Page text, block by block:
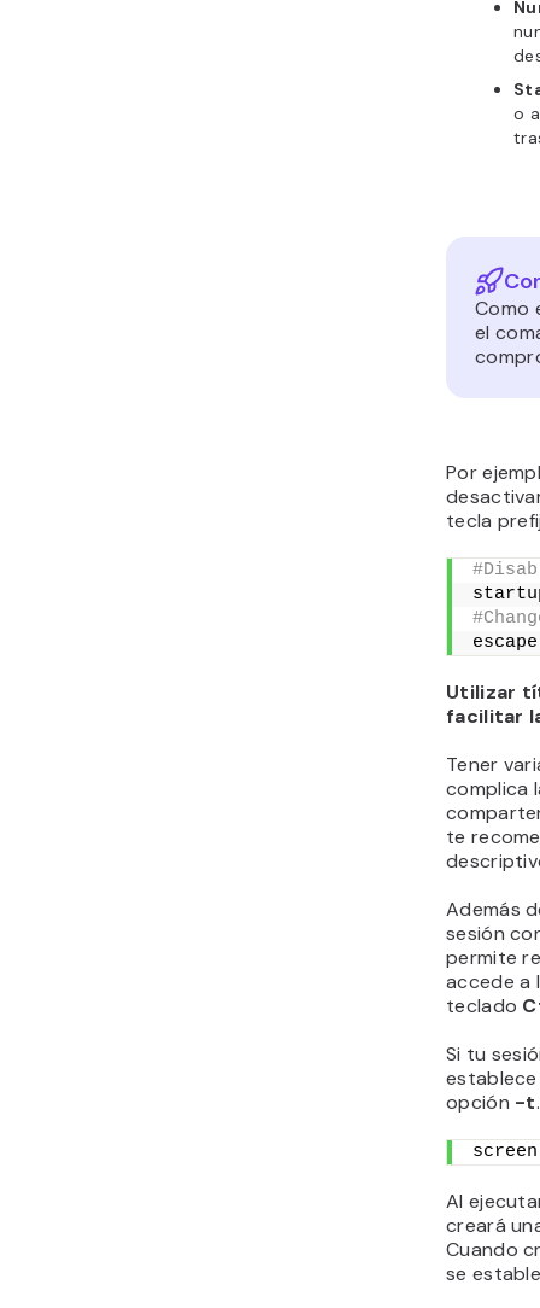
o
Como
el
Por
tecla
Utilizar
facilitar
Tener
complica
te
Además
sesión
permite
accede a
teclado
Si tu
opción -t
Al
creará
Cuando
se